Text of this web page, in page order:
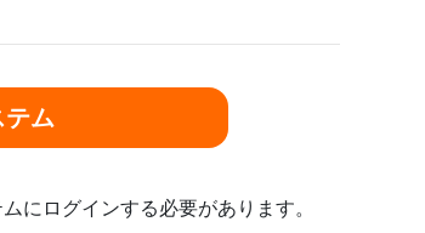
テム
にログインする必要があります。